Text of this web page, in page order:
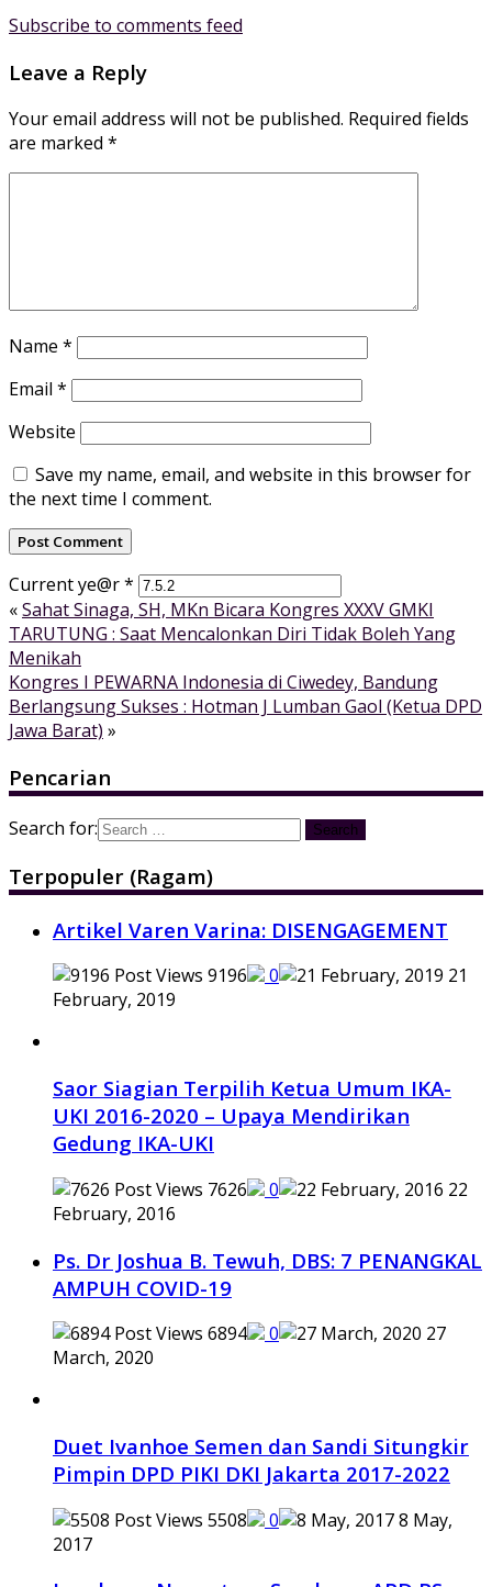
Subscribe to comments feed
Leave a Reply
Your email address will not be published. Required fields
are marked *
Name *
Email *
Website
Save my name, email, and website in this browser for
the next time I comment.
Current ye@r*
«Sahat Sinaga, SH, MKn Bicara Kongres XXXV GMKI
TARUTUNG : Saat Mencalonkan Diri Tidak Boleh Yang
Menikah
Kongres I PEWARNA Indonesia di Ciwedey, Bandung
Berlangsung Sukses : Hotman J Lumban Gaol (Ketua DPD
Jawa Barat) »
Pencarian
Search for:
Terpopuler (Ragam)
Artikel Varen Varina: DISENGAGEMENT
9196 0
21
February, 2019
Saor Siagian Terpilih Ketua Umum IKA-
UKI 2016-2020 – Upaya Mendirikan
Gedung IKA-UKI
7626 0
22
February, 2016
Ps. Dr Joshua B. Tewuh, DBS: 7 PENANGKAL
AMPUH COVID-19
6894 0
27
March, 2020
Duet Ivanhoe Semen dan Sandi Situngkir
Pimpin DPD PIKI DKI Jakarta 2017-2022
5508 0
8 May,
2017